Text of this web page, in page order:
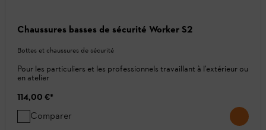
Chaussures basses de sécurité Worker S2
Bottes et chaussures de sécurité
Pour les particuliers et les professionnels travaillant à l'extérieur ou
en atelier
114,00 €*
Comparer